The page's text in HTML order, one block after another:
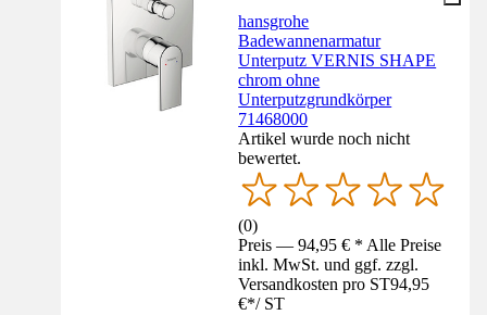
hansgrohe
Badewannenarmatur
Unterputz VERNIS SHAPE
chrom ohne
Unterputzgrundkörper
71468000
Artikel wurde noch nicht
bewertet.
(0)
Preis — 94,95 € * Alle Preise
inkl. MwSt. und ggf. zzgl.
Versandkosten pro ST94,95
€*/ ST